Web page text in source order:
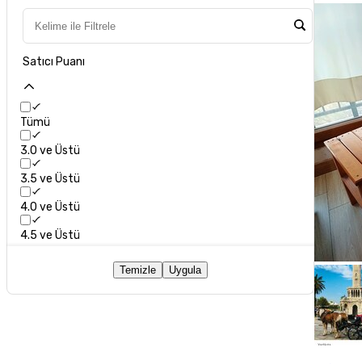
Satıcı Puanı
Tümü
3.0 ve Üstü
3.5 ve Üstü
4.0 ve Üstü
4.5 ve Üstü
Temizle Uygula